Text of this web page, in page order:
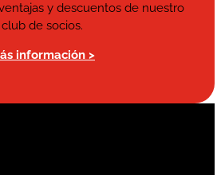
y descuentos de nuestro
club de socios.
información >